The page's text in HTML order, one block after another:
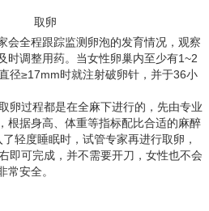
会全程跟踪监测卵泡的发育情况，观察
时调整用药。当女性卵巢内至少有1~2
径≥17mm时就注射破卵针，并于36小
卵过程都是在全麻下进行的，先由专业
根据身高、体重等指标配比合适的麻醉
轻度睡眠时，试管专家再进行取卵，
即可完成，并不需要开刀，女性也不会
常安全。